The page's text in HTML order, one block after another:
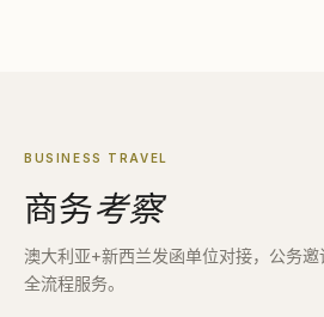
BUSINESS TRAVEL
商务考察
澳大利亚+新西兰发函单位对接，公务
全流程服务。